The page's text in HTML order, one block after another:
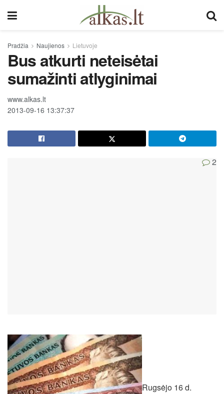
Pradžia Naujienos Lietuvoje
Bus atkurti neteisėtai
sumažinti atlyginimai
www.alkas.lt
2013-09-16 13:37:37
2
Rugsėjo 16 d.